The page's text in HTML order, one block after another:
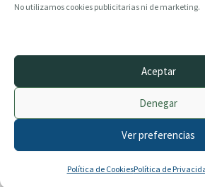
No utilizamos cookies publicitarias ni de marketing.
Aceptar
Denegar
Ver preferencias
Política de CookiesPolítica de
© 2014–2026 creandotuprovincia.es · Todos los
Política de Cookies
Archivo histórico